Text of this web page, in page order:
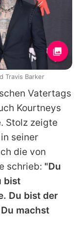
Vatertags
Kourtneys
Stolz zeigte
seiner
die von
schrieb: "Du
bist
Du bist der
machst
Travis Barker